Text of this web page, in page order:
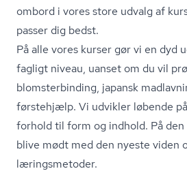
ombord i vores store udvalg af
passer dig bedst.
På alle vores kurser gør vi en dyd
fagligt niveau, uanset om du vil
blom­ster­bin­ding, japansk
førstehjælp. Vi udvikler løbende
forhold til form og indhold. På
blive mødt med den nyeste viden
læringsmetoder.